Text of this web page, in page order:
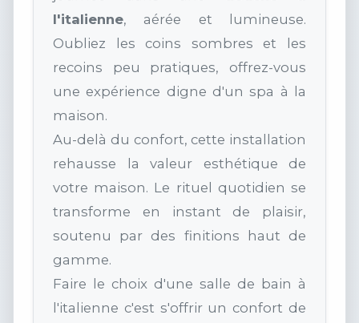
l'italienne, aérée et lumineuse.
Oubliez les coins sombres et les
recoins peu pratiques, offrez-vous
une expérience digne d'un spa à la
maison.
Au-delà du confort, cette installation
rehausse la valeur esthétique de
votre maison. Le rituel quotidien se
transforme en instant de plaisir,
soutenu par des finitions haut de
gamme.
Faire le choix d'une salle de bain à
l'italienne c'est s'offrir un confort de